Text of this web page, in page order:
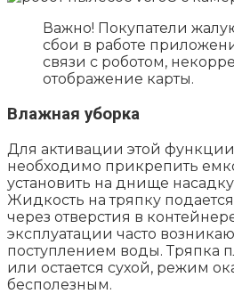
Важно! Покупатели
сбои в работе
связи с роботом,
отображение карты.
Влажная уборка
Для активации этой функции
необходимо прикрепить
установить на днище
Жидкость на тряпку
через отверстия в
эксплуатации часто
поступлением воды. Тряпка
или остается сухой, режим
бесполезным.